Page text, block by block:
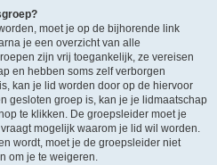
moet je op de bijhorende link
je een overzicht van alle
zijn vrij toegankelijk, ze vereisen
en hebben soms zelf verborgen
kan je lid worden door op de hiervoor
gesloten groep is, kan je je lidmaatschap
te klikken. De groepsleider moet je
mogelijk waarom je lid wil worden.
wordt, moet je de groepsleider niet
om je te weigeren.